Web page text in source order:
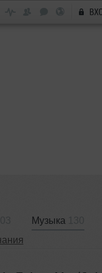
Музыка